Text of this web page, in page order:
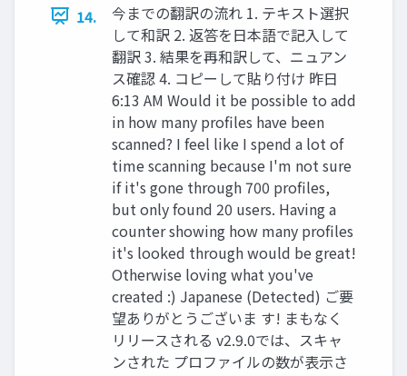
14.
今までの翻訳の流れ 1. テキスト選択
して和訳 2. 返答を日本語で記入して
翻訳 3. 結果を再和訳して、ニュアン
ス確認 4. コピーして貼り付け 昨日
6:13 AM Would it be possible to add
in how many profiles have been
scanned? I feel like I spend a lot of
time scanning because I'm not sure
if it's gone through 700 profiles,
but only found 20 users. Having a
counter showing how many profiles
it's looked through would be great!
Otherwise loving what you've
created :) Japanese (Detected) ご要
望ありがとうございま す! まもなく
リリースされる v2.9.0では、スキャ
ンされた プロファイルの数が表示さ